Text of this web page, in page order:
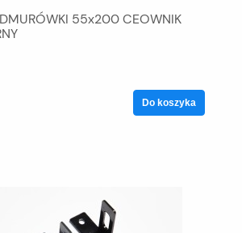
55x200 CEOWNIK
Do koszyka